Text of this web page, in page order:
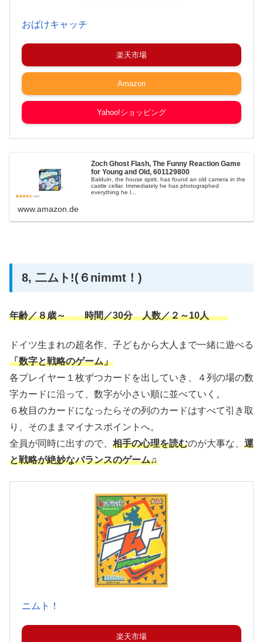
おばけキャッチ
楽天市場
Amazon
Yahoo!ショッピング
Zoch Ghost Flash, The Funny Reaction Game
for Young and Old, 601129800
Balduin, the house spirit, has found an old camera in the
castle cellar. Immediately he has photographed
everything he l...
www.amazon.de
8, 二ムト!(６nimmt！)
年齢／８歳～ 時間／30分 人数／２～10人
ドイツ生まれの超名作、子どもから大人まで一緒に遊べる
「数字と戦略のゲーム」
各プレイヤー１枚ずつカードを出していき、４列の場の数
字カードに沿って、数字が小さい順に並べていく。
６枚目のカードになったらその列のカードはすべて引き取
り、そのままマイナスポイントへ。
全員が同時に出すので、 相手の心理を読むのが大事な、 運
と戦略が絶妙なバランスのゲーム♫
ニムト！
楽天市場